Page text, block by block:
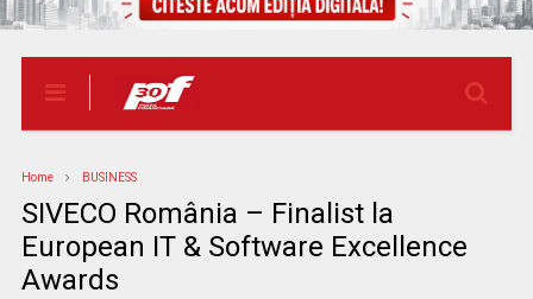
Home BUSINESS
SIVECO România – Finalist la
European IT & Software Excellence
Awards